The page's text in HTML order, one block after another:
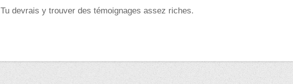
Tu devrais y trouver des témoignages assez riches.